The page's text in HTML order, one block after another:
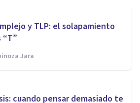
y TLP: el solapamiento
Jara
cuando pensar demasiado te